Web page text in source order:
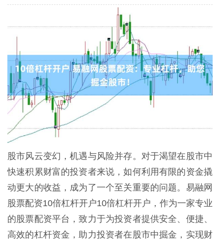
股市风云变幻，机遇与风险并存。对于渴望在股市中
快速积累财富的投资者来说，如何利用有限的资金撬
动更大的收益，成为了一个至关重要的问题。易融网
股票配资10倍杠杆开户10倍杠杆开户，作为一家专业
的股票配资平台，致力于为投资者提供安全、便捷、
高效的杠杆资金，助力投资者在股市中掘金，实现财